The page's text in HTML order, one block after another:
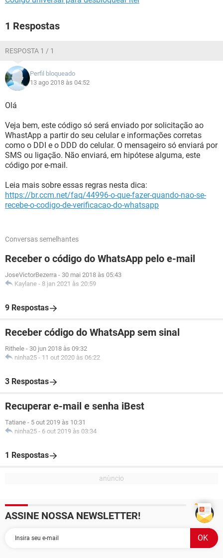
1 Respostas
RESPOSTA 1 / 1
Perfil bloqueado
13 ago 2018 às 04:52
Olá
Veja bem, este código só será enviado por solicitação ao
WhastApp a partir do seu celular e informações corretas
como o DDI e o DDD do celular. O mensageiro só enviará por
SMS ou ligação. Não enviará, em hipótese alguma, este
código por e-mail.
Leia mais sobre essas regras nesta dica:
https://br.ccm.net/faq/44996-o-que-fazer-quando-nao-se-
recebe-o-codigo-de-verificacao-do-whatsapp
Conversas semelhantes
Receber o código do WhatsApp pelo e-mail
JoseVictorBezerra - 30 mai 2018 às 05:43
Kaylane - 8 jan 2021 às 20:59
9 Respostas
Receber código do WhatsApp sem sinal
Rithele - 30 jun 2018 às 09:32
ninha25 - 11 out 2020 às 06:22
3 Respostas
Recuperar e-mail e senha iBest
Tatiane - 5 out 2019 às 10:31
ninha25 - 6 out 2019 às 03:34
1 Respostas
ASSINE NOSSA NEWSLETTER!